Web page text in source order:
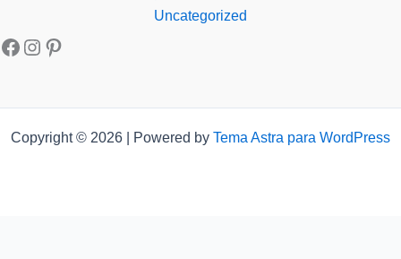
Uncategorized
Copyright © 2026 | Powered by Tema Astra para WordPress